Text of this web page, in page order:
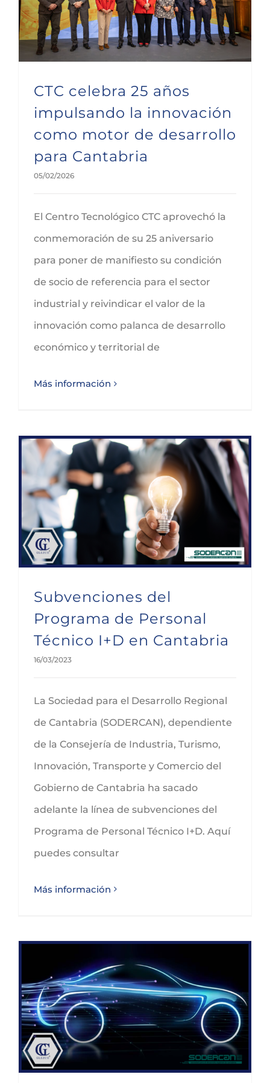
CTC celebra 25 años
impulsando la innovación
como motor de desarrollo
para Cantabria
05/02/2026
El Centro Tecnológico CTC aprovechó la
conmemoración de su 25 aniversario
para poner de manifiesto su condición
de socio de referencia para el sector
industrial y reivindicar el valor de la
innovación como palanca de desarrollo
económico y territorial de
Más información
Subvenciones del
Programa de Personal
Técnico I+D en Cantabria
16/03/2023
La Sociedad para el Desarrollo Regional
de Cantabria (SODERCAN), dependiente
de la Consejería de Industria, Turismo,
Innovación, Transporte y Comercio del
Gobierno de Cantabria ha sacado
adelante la línea de subvenciones del
Programa de Personal Técnico I+D. Aquí
puedes consultar
Más información